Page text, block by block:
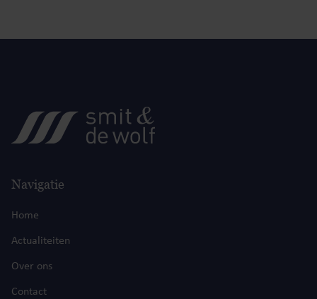
Navigatie
Home
Actualiteiten
Over ons
Contact